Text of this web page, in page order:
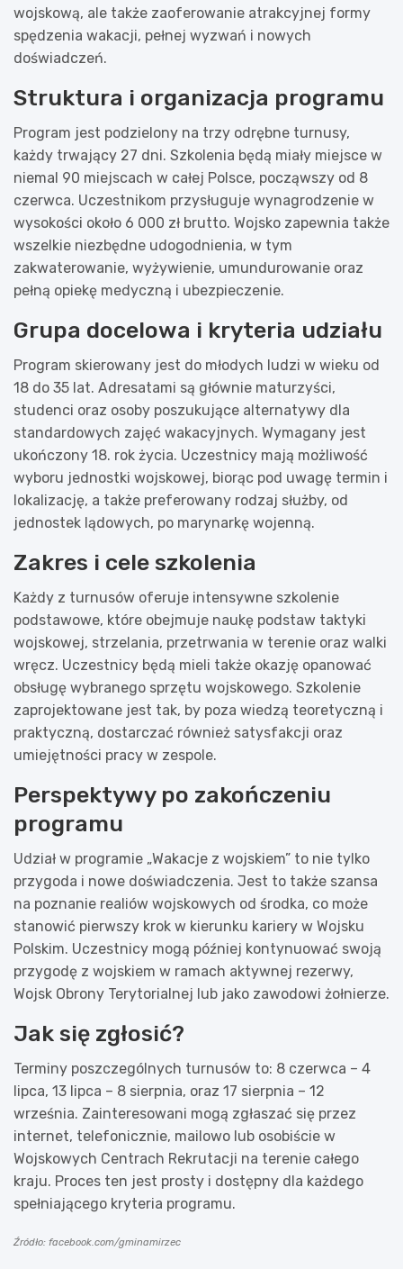
wojskową, ale także zaoferowanie atrakcyjnej formy
spędzenia wakacji, pełnej wyzwań i nowych
doświadczeń.
Struktura i organizacja programu
Program jest podzielony na trzy odrębne turnusy,
każdy trwający 27 dni. Szkolenia będą miały miejsce w
niemal 90 miejscach w całej Polsce, począwszy od 8
czerwca. Uczestnikom przysługuje wynagrodzenie w
wysokości około 6 000 zł brutto. Wojsko zapewnia także
wszelkie niezbędne udogodnienia, w tym
zakwaterowanie, wyżywienie, umundurowanie oraz
pełną opiekę medyczną i ubezpieczenie.
Grupa docelowa i kryteria udziału
Program skierowany jest do młodych ludzi w wieku od
18 do 35 lat. Adresatami są głównie maturzyści,
studenci oraz osoby poszukujące alternatywy dla
standardowych zajęć wakacyjnych. Wymagany jest
ukończony 18. rok życia. Uczestnicy mają możliwość
wyboru jednostki wojskowej, biorąc pod uwagę termin i
lokalizację, a także preferowany rodzaj służby, od
jednostek lądowych, po marynarkę wojenną.
Zakres i cele szkolenia
Każdy z turnusów oferuje intensywne szkolenie
podstawowe, które obejmuje naukę podstaw taktyki
wojskowej, strzelania, przetrwania w terenie oraz walki
wręcz. Uczestnicy będą mieli także okazję opanować
obsługę wybranego sprzętu wojskowego. Szkolenie
zaprojektowane jest tak, by poza wiedzą teoretyczną i
praktyczną, dostarczać również satysfakcji oraz
umiejętności pracy w zespole.
Perspektywy po zakończeniu
programu
Udział w programie „Wakacje z wojskiem” to nie tylko
przygoda i nowe doświadczenia. Jest to także szansa
na poznanie realiów wojskowych od środka, co może
stanowić pierwszy krok w kierunku kariery w Wojsku
Polskim. Uczestnicy mogą później kontynuować swoją
przygodę z wojskiem w ramach aktywnej rezerwy,
Wojsk Obrony Terytorialnej lub jako zawodowi żołnierze.
Jak się zgłosić?
Terminy poszczególnych turnusów to: 8 czerwca – 4
lipca, 13 lipca – 8 sierpnia, oraz 17 sierpnia – 12
września. Zainteresowani mogą zgłaszać się przez
internet, telefonicznie, mailowo lub osobiście w
Wojskowych Centrach Rekrutacji na terenie całego
kraju. Proces ten jest prosty i dostępny dla każdego
spełniającego kryteria programu.
Źródło: facebook.com/gminamirzec